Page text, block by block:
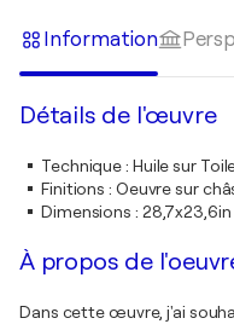
Information
Détails de l'œuvre
Technique: Huile sur
Finitions : Oeuvre sur
Dimensions : 28,7x23,6in
À propos de
Dans cette œuvre, j'ai